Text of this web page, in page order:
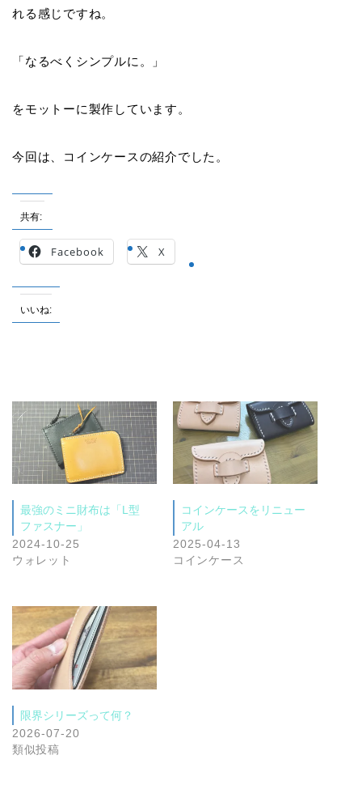
れる感じですね。
「なるべくシンプルに。」
をモットーに製作しています。
今回は、コインケースの紹介でした。
共有:
Facebook X
いいね:
最強のミニ財布は「L型
ファスナー」
2024-10-25
ウォレット
コインケースをリニュー
アル
2025-04-13
コインケース
限界シリーズって何？
2026-07-20
類似投稿